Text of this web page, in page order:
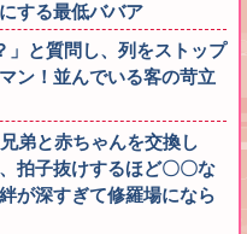
する最低ババア
」と質問し、列をストップ
ン！並んでいる客の苛立
弟と赤ちゃんを交換し
拍子抜けするほど〇〇な
が深すぎて修羅場になら